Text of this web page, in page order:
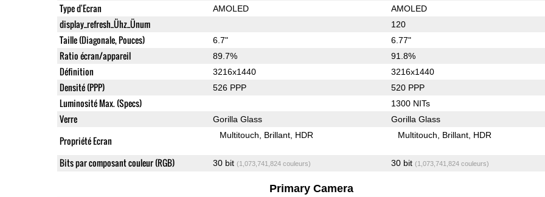
Type d'Ecran AMOLED AMOLED
display_refresh_Ühz_Ünum 120
Taille (Diagonale, Pouces) 6.7" 6.77"
Ratio écran/appareil 89.7% 91.8%
Définition 3216x1440 3216x1440
Densité (PPP) 526 PPP 520 PPP
Luminosité Max. (Specs) 1300 NITs
Verre Gorilla Glass Gorilla Glass
Propriété Ecran Multitouch Brillant HDR Multitouch Brillant HDR
Bits par composant couleur (RGB) 30 bit (1,073,741,824 couleurs) 30 bit (1,073,741,824 couleurs)
Primary Camera